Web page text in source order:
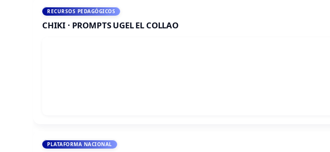
RECURSOS PEDAGÓGICOS
CHIKI · PROMPTS UGEL EL COLLAO
PLATAFORMA NACIONAL